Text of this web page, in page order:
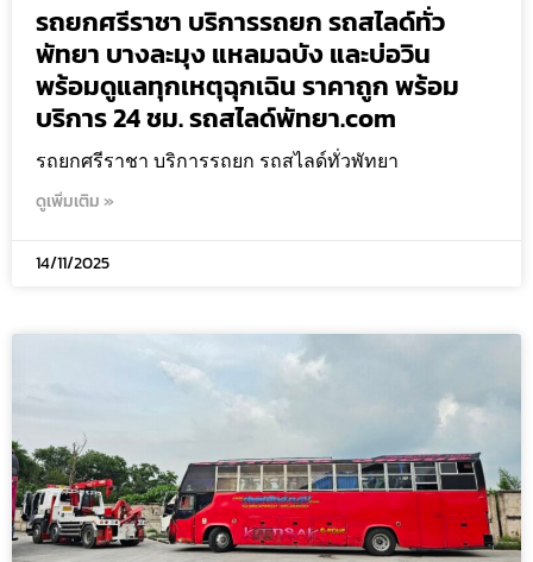
รถยกศรีราชา บริการรถยก รถสไลด์ทั่ว
พัทยา บางละมุง แหลมฉบัง และบ่อวิน
พร้อมดูแลทุกเหตุฉุกเฉิน ราคาถูก พร้อม
บริการ 24 ชม. รถสไลด์พัทยา.com
รถยกศรีราชา บริการรถยก รถสไลด์ทั่วพัทยา
ดูเพิ่มเติม »
14/11/2025